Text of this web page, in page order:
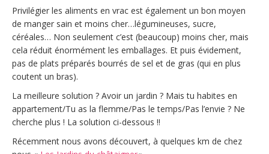
Privilégier les aliments en vrac est également un bon moyen
de manger sain et moins cher…légumineuses, sucre,
céréales… Non seulement c’est (beaucoup) moins cher, mais
cela réduit énormément les emballages. Et puis évidement,
pas de plats préparés bourrés de sel et de gras (qui en plus
coutent un bras).
La meilleure solution ? Avoir un jardin ? Mais tu habites en
appartement/Tu as la flemme/Pas le temps/Pas l’envie ? Ne
cherche plus ! La solution ci-dessous !!
Récemment nous avons découvert, à quelques km de chez